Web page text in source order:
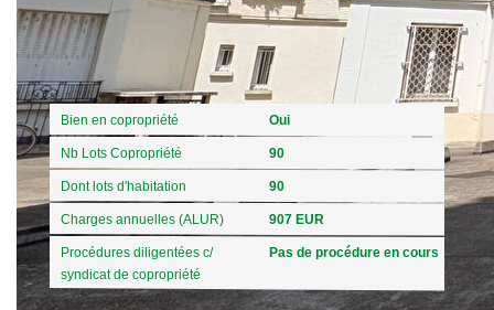
Copropriété
Bien en copropriété Oui
Nb Lots Copropriété 90
Dont lots d'habitation 90
Charges annuelles (ALUR) 907 EUR
Procédures diligentées c/
syndicat de copropriété
Pas de procédure en cours